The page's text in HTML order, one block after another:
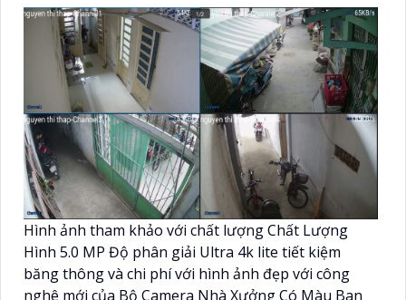
Hình ảnh tham khảo với chất lượng Chất Lượng
Hình 5.0 MP Độ phân giải Ultra 4k lite tiết kiệm
băng thông và chi phí với hình ảnh đẹp với công
nghê mới của Bộ Camera Nhà Xưởng Có Màu Ban